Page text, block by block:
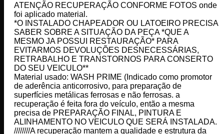
ATENÇÃO RECUPERAÇÃO CONFORME FOTOS onde
foi aplicado material.
*O INSTALADO CHAPEADOR OU LATOEIRO PRECISA
SABER SOBRE A SITUAÇÃO DA PEÇA *QUE A
MESMO JA POSSUI RESTAURAÇÃO* PARA
EVITARMOS DEVOLUÇÕES DESNECESSÁRIAS,
RETRABALHO E TRANSTORNOS PARA CONSERTO
DO SEU VEICULO**
Material usado: WASH PRIME (Indicado como promotor
de aderência anticorrosivo, para preparação de
superfícies metálicas ferrosas e não ferrosas. a
recuperação é feita fora do veículo, então a mesma
precisa de PREPARAÇÃO FINAL, PINTURA E
ALINHAMENTO NO VEICULO QUE SERÁ INSTALADA.
////////A recuperação mantem a qualidade e estrutura da